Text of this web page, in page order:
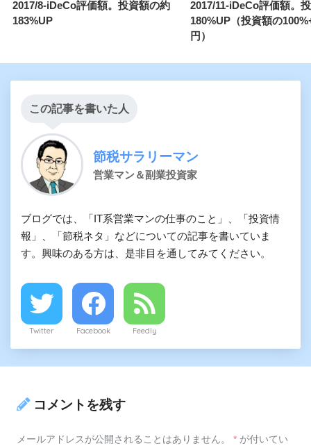
2017/8-iDeCo評価額。投資額の約
183%UP
2017/11-iDeCo評価額。
180%UP（投資額の
円）
この記事を書いた人
節税サラリーマン
営業マン＆副業投資家
ブログでは、「IT系営業マンの仕事のこと」、「投資情
報」、「節税ネタ」などについての記事を書いていま
す。興味のある方は、是非目を通してみてください。
Twitter Facebook Feedly
コメントを残す
メールアドレスが公開されることはありません。 * が付いてい